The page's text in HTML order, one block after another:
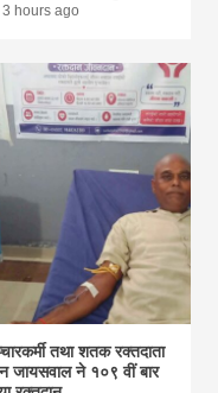
3 hours ago
तथा शतक रक्तदाता
जायसवाल ने १०९ वीं बार